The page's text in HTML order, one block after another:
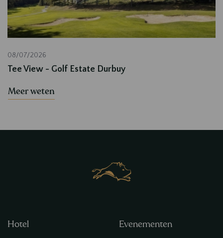
08/07/2026
Tee View - Golf Estate Durbuy
Meer weten
Hotel
Evenementen